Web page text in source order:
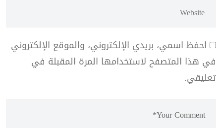
احفظ اسمي، بريدي الإلكتروني، والموقع الإلكتروني
في هذا المتصفح لاستخدامها المرة المقبلة في
تعليقي.